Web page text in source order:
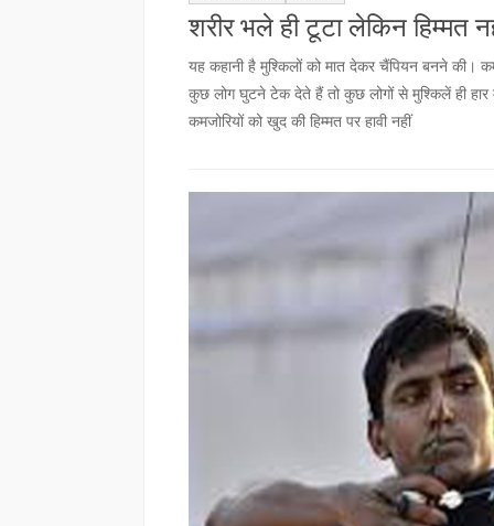
शरीर भले ही टूटा लेकिन हिम्मत
यह कहानी है मुश्किलों को मात देकर चैंपियन बनने की।
कुछ लोग घुटने टेक देते हैं तो कुछ लोगों से मुश्किलें ही हार
कमजोरियों को खुद की हिम्मत पर हावी नहीं